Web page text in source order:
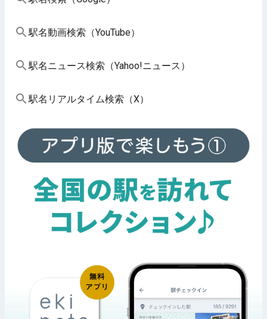
駅名動画検索（YouTube）
駅名ニュース検索（Yahoo!ニュース）
駅名リアルタイム検索（X）